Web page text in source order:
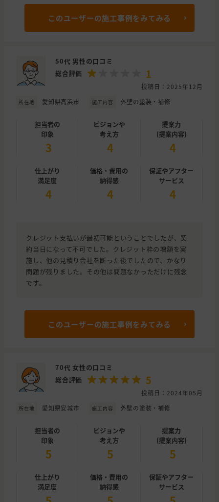
このユーザーの施工事例をみてみる
50代 男性の口コミ
総合評価
1
投稿日：2025年12月
所在地 愛知県高浜市 施工内容 外壁の塗装・補修
担当者の
印象
3
ビジョンや
考え方
4
提案力
(提案内容)
4
仕上がり
満足度
4
価格・費用の
納得感
4
保証やアフター
サービス
4
クレジット支払いが最初可能ということでしたが、契
約当日になって不可でした。クレジット枠の増額を実
施し、他の見積り会社を断った後でしたので、かなり
問題が残りました。その他は問題なかっただけに残念
です。
このユーザーの施工事例をみてみる
70代 女性の口コミ
総合評価
5
投稿日：2024年05月
所在地 愛知県安城市 施工内容 外壁の塗装・補修
担当者の
印象
5
ビジョンや
考え方
5
提案力
(提案内容)
5
仕上がり
満足度
価格・費用の
納得感
保証やアフター
サービス